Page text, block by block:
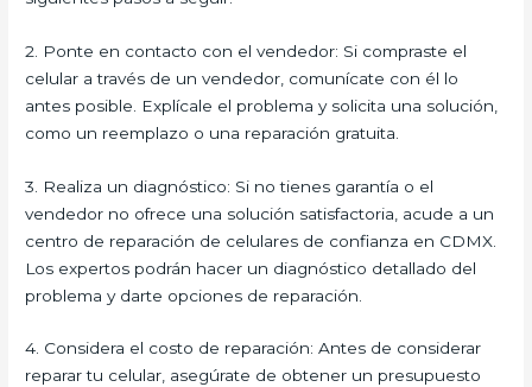
2. Ponte en contacto con el vendedor: Si compraste el
celular a través de un vendedor, comunícate con él lo
antes posible. Explícale el problema y solicita una solución,
como un reemplazo o una reparación gratuita.
3. Realiza un diagnóstico: Si no tienes garantía o el
vendedor no ofrece una solución satisfactoria, acude a un
centro de reparación de celulares de confianza en CDMX.
Los expertos podrán hacer un diagnóstico detallado del
problema y darte opciones de reparación.
4. Considera el costo de reparación: Antes de considerar
reparar tu celular, asegúrate de obtener un presupuesto